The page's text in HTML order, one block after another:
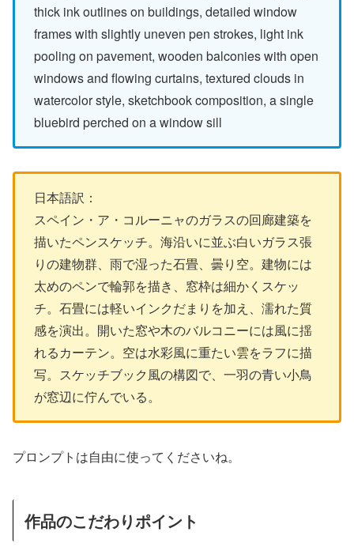
thick ink outlines on buildings, detailed window
frames with slightly uneven pen strokes, light ink
pooling on pavement, wooden balconies with open
windows and flowing curtains, textured clouds in
watercolor style, sketchbook composition, a single
bluebird perched on a window sill
日本語訳：
スペイン・ア・コルーニャのガラスの回廊建築を
描いたペンスケッチ。海沿いに並ぶ白いガラス張
りの建物群、雨で湿った石畳、曇り空。建物には
太めのペンで輪郭を描き、窓枠は細かくスケッ
チ。石畳には軽いインクだまりを加え、濡れた質
感を演出。開いた窓や木のバルコニーには風に揺
れるカーテン。空は水彩風に重たい雲をラフに描
写。スケッチブック風の構図で、一羽の青い小鳥
が窓辺に佇んでいる。
プロンプトは自由に使ってくださいね。
作品のこだわりポイント